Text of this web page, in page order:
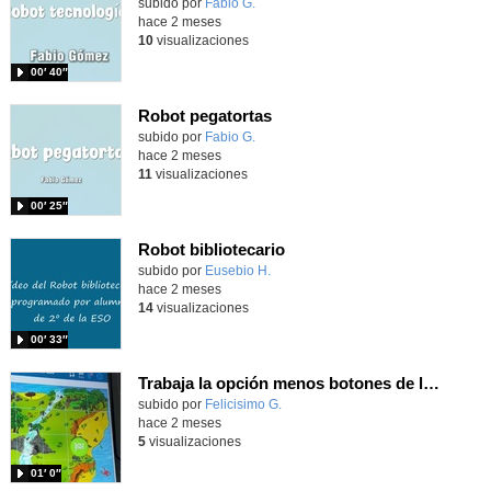
Contenido educativo.
subido por Fabio G.
00′ 40″
hace 2 meses
10visualizaciones
Robot pegatortas
Contenido educativo.
subido por Fabio G.
00′ 25″
hace 2 meses
11 visualizaciones
Robot bibliotecario
Contenido educativo.
subido por Eusebio H.
00′ 33″
hace 2 meses
14visualizaciones
Trabaja la opción menos botones de la app BlueBot para programar a tu robot
Contenido educativo.
subido por Felicisimo G.
01′ 0″
hace 2 meses
5visualizaciones